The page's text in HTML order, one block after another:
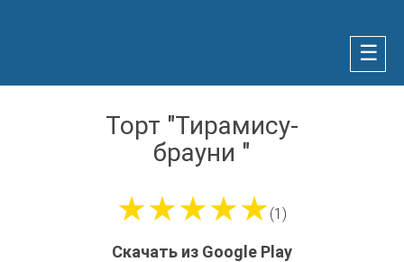
☰
Торт "Тирамису-
брауни "
★★★★★(1)
Скачать из Google Play